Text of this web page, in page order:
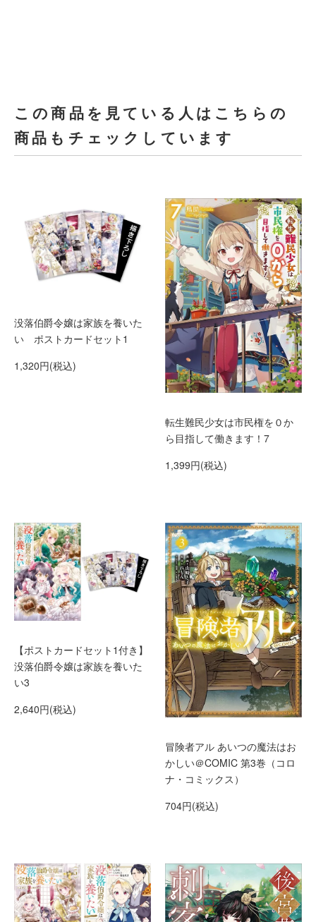
この商品を見ている人はこちらの
商品もチェックしています
没落伯爵令嬢は家族を養いた
い ポストカードセット1
1,320円(税込)
転生難民少女は市民権を０か
ら目指して働きます！7
1,399円(税込)
【ポストカードセット1付き】
没落伯爵令嬢は家族を養いた
い3
2,640円(税込)
冒険者アル あいつの魔法はお
かしい＠COMIC 第3巻（コロ
ナ・コミックス）
704円(税込)